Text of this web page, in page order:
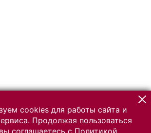
cookies для работы сайта и
Продолжая пользоваться
соглашаетесь с Политикой